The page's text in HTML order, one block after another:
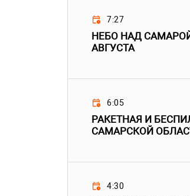
7:27
НЕБО НАД
АВГУСТА
6:05
РАКЕТНАЯ И
САМАРСКОЙ
4:30